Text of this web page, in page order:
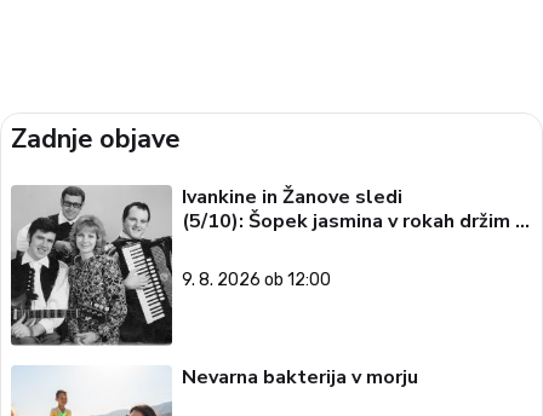
Zadnje objave
Ivankine in Žanove sledi
(5/10): Šopek jasmina v rokah držim …
9. 8. 2026 ob 12:00
Nevarna bakterija v morju